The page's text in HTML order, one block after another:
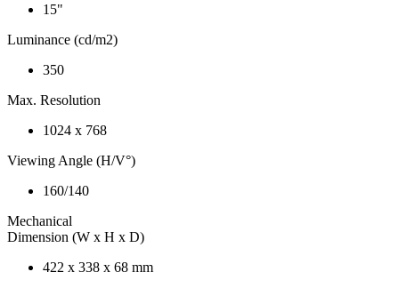
15"
Luminance (cd/m2)
350
Max. Resolution
1024 x 768
Viewing Angle (H/V°)
160/140
Mechanical
Dimension (W x H x D)
422 x 338 x 68 mm